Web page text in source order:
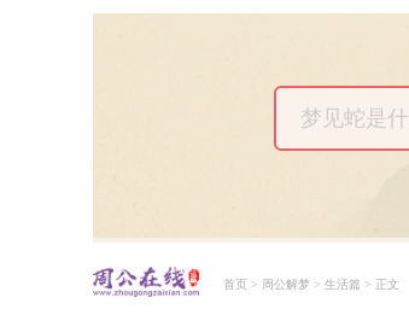
首页 > 周公解梦 > 生活篇 > 正文